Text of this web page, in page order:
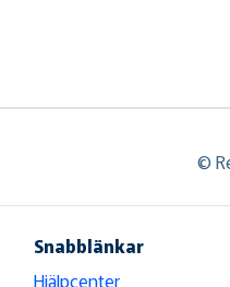
©
Snabblänkar
Hjälpcenter